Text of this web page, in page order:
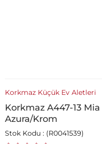
Korkmaz Küçük Ev Aletleri
Korkmaz A447-13
Azura/Krom
Stok Kodu (R0041539)